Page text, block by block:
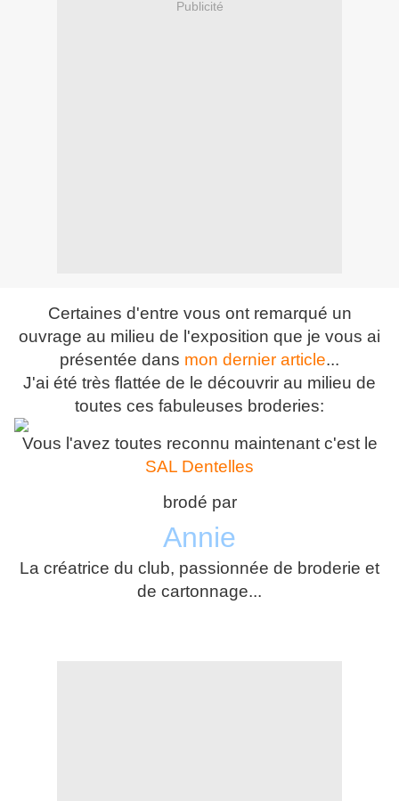
Publicité
Certaines d'entre vous ont remarqué un
ouvrage au milieu de l'exposition que je vous ai
présentée dans mon dernier article...
J'ai été très flattée de le découvrir au milieu de
toutes ces fabuleuses broderies:
Vous l'avez toutes reconnu maintenant c'est le
SAL Dentelles
brodé par
Annie
La créatrice du club, passionnée de broderie et
de cartonnage...